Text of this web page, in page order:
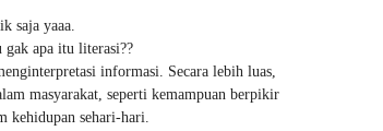
saja yaaa.
gak apa itu literasi??
informasi. Secara lebih luas,
masyarakat, seperti kemampuan berpikir
kehidupan sehari-hari.